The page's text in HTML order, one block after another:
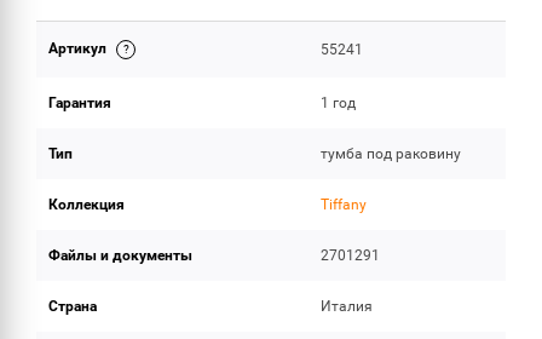
ИНСТРУКЦИИ И ДОКУМЕНТАЦИЯ
Артикул 55241
Гарантия 1 год
Тип тумба под раковину
Коллекция Tiffany
Файлы и документы 2701291
Страна Италия